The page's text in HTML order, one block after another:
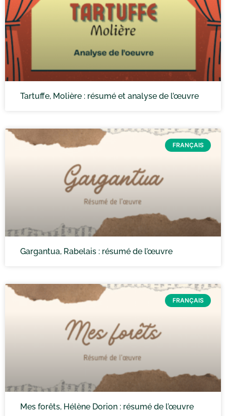
Tartuffe, Molière : résumé et analyse de l’œuvre
FRANÇAIS
Gargantua, Rabelais : résumé de l’œuvre
FRANÇAIS
Mes forêts, Hélène Dorion : résumé de l’œuvre